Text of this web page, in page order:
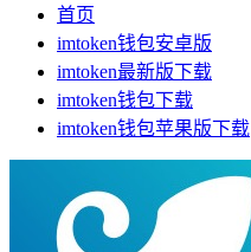
首页
imtoken钱包安卓版
imtoken最新版下载
imtoken钱包下载
imtoken钱包苹果版下载